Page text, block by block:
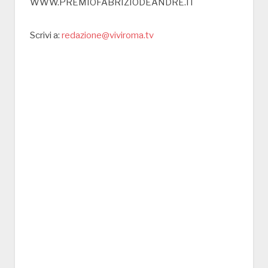
WWW.PREMIOFABRIZIODEANDRE.IT
Scrivi a: redazione@viviroma.tv